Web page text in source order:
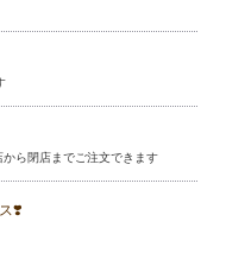
ら閉店までご注文できます
❣️